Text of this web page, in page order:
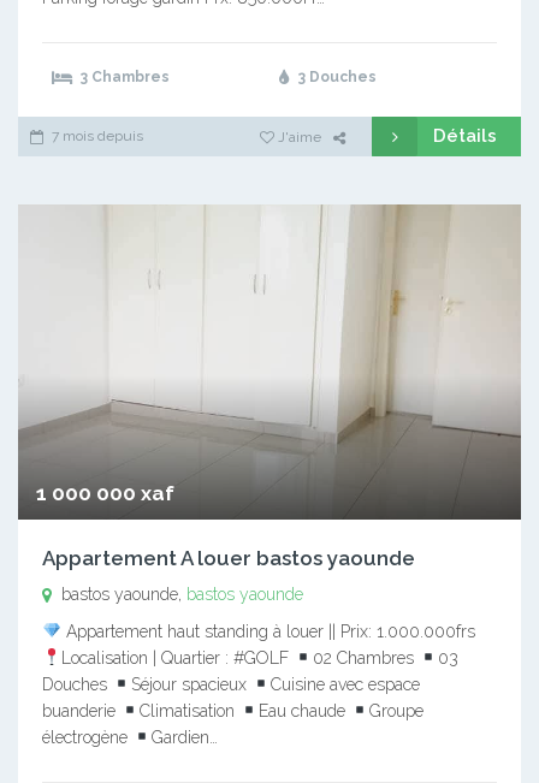
3 Chambres 3 Douches
7 mois depuis J'aime Détails
1 000 000 xaf
Appartement A louer bastos yaounde
bastos yaounde, bastos yaounde
Appartement haut standing à louer || Prix: 1.000.000frs
Localisation | Quartier : #GOLF
02 Chambres
03
Douches
Séjour spacieux
Cuisine avec espace
buanderie
Climatisation Eau chaude
Groupe
électrogène
Gardien…